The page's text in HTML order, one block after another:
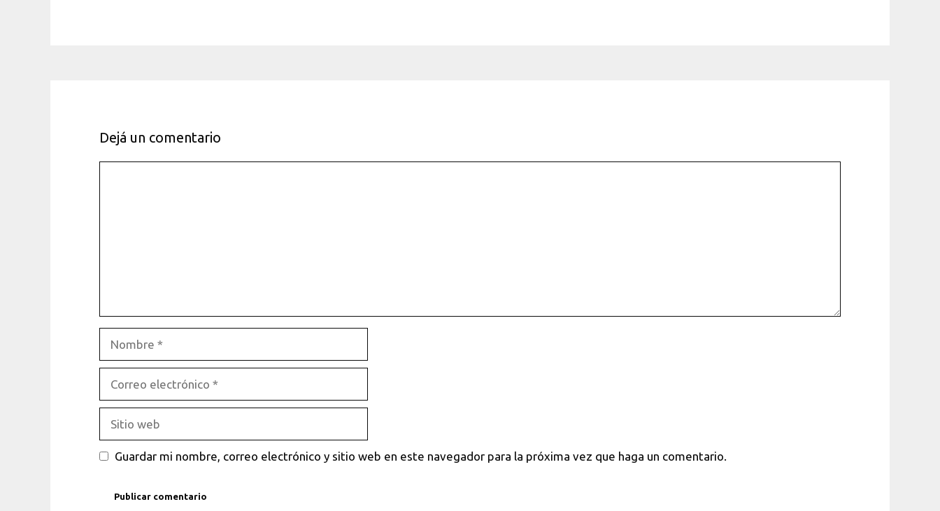
Dejá un comentario
electrónico
web
Guardar mi nombre, correo electrónico y sitio web en este navegador para la próxima vez que haga un comentario.